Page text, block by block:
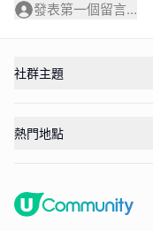
發表第一個留言...
社群主題
熱門地點